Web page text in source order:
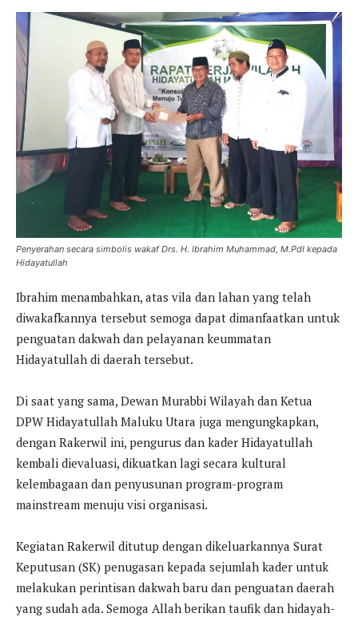
Penyerahan secara simbolis wakaf Drs. H. Ibrahim Muhammad, M.PdI kepada
Hidayatullah
Ibrahim menambahkan, atas vila dan lahan yang telah
diwakafkannya tersebut semoga dapat dimanfaatkan untuk
penguatan dakwah dan pelayanan keummatan
Hidayatullah di daerah tersebut.
Di saat yang sama, Dewan Murabbi Wilayah dan Ketua
DPW Hidayatullah Maluku Utara juga mengungkapkan,
dengan Rakerwil ini, pengurus dan kader Hidayatullah
kembali dievaluasi, dikuatkan lagi secara kultural
kelembagaan dan penyusunan program-program
mainstream menuju visi organisasi.
Kegiatan Rakerwil ditutup dengan dikeluarkannya Surat
Keputusan (SK) penugasan kepada sejumlah kader untuk
melakukan perintisan dakwah baru dan penguatan daerah
yang sudah ada. Semoga Allah berikan taufik dan hidayah-